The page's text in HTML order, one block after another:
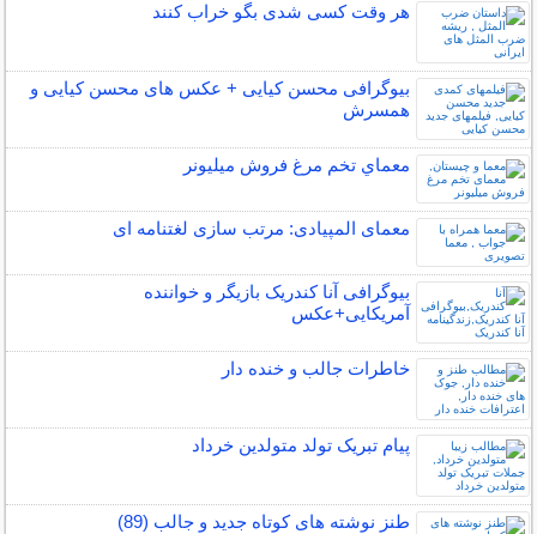
هر وقت کسی شدی بگو خراب کنند
بیوگرافی محسن کیایی + عکس های محسن کیایی و
همسرش
معماي تخم مرغ فروش ميليونر
معمای المپیادی: مرتب سازی لغتنامه ای
بیوگرافی آنا کندریک بازیگر و خواننده
آمریکایی+عکس
خاطرات جالب و خنده دار
پیام تبریک تولد متولدین خرداد
طنز نوشته های کوتاه جدید و جالب (89)